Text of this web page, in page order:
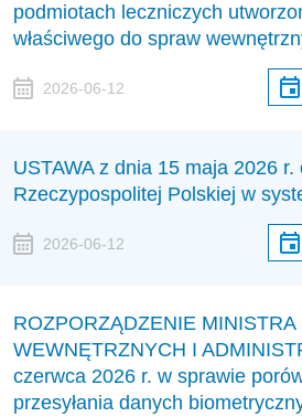
podmiotach leczniczych
właściwego do spraw
2026-06-12
USTAWA z dnia 15 maja 2026 r.
Rzeczypospolitej Polskiej w
2026-06-12
ROZPORZĄDZENIE MINISTRA
WEWNĘTRZNYCH I
czerwca 2026 r. w sprawie
przesyłania danych